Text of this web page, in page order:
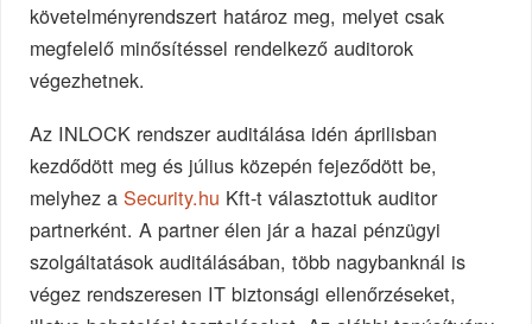
követelményrendszert határoz meg, melyet csak
megfelelő minősítéssel rendelkező auditorok
végezhetnek.
Az INLOCK rendszer auditálása idén áprilisban
kezdődött meg és július közepén fejeződött be,
melyhez aSecurity.hu Kft-t választottuk auditor
partnerként. A partner élen jár a hazai pénzügyi
szolgáltatások auditálásában, több nagybanknál is
végez rendszeresen IT biztonsági ellenőrzéseket,